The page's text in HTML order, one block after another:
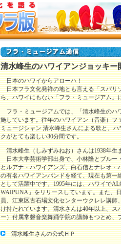
清水峰生のハワイアンジョッキー
日本のハワイからアローハ！
日本フラ文化発祥の地とも言える「スパリ
ら、ハワイにもない「フラ・ミュージアム」
フラ・ミュージアムでは、「清水峰生のハ
施しています。往年のハワイアン（音楽）フ
ミュージシャン 清水峰生さんによる歌と、
クがとても楽しい30分間です。
清水峰生（しみずみねお）さんは1938年生
日本大学芸術学部出身で、小林隆とブルー
とルアナ・ハワイアンズ、白石信とナレオ・
の有名ハワイアンバンドを経て、現在も第一
として活躍中です。1995年には、ハワイで
WAIPUNA」をリリースしています。また、
員、江東区古石場文化センターウクレレ講
け持たれています。清水さんは40年以上、
ー）付属常磐音楽舞踊学院の講師もつとめ、
清水峰生さんの公式ＨＰ